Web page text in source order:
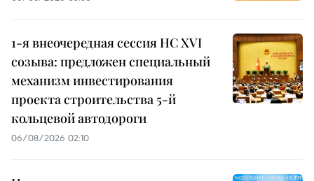
1-я внеочередная сессия НС XVI
созыва: предложен специальный
механизм инвестирования
проекта строительства 5-й
кольцевой автодороги
06/08/2026 02:10